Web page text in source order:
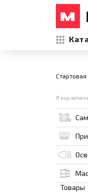
Стартовая
Я ищу
Товары